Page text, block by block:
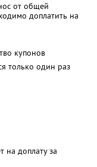
от общей
доплатить на
купонов
только один раз
на доплату за